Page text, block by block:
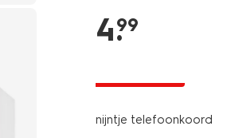
4.
99
nijntje telefoonkoord